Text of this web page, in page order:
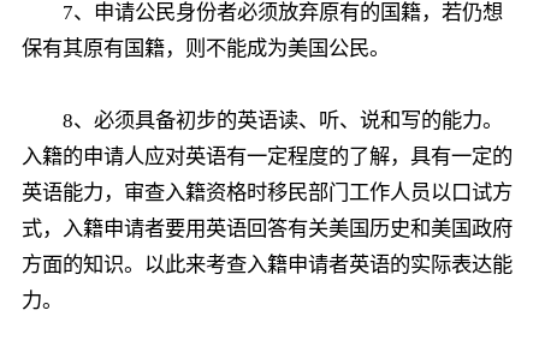
7、申请公民身份者必须放弃原有的国籍，若仍想
保有其原有国籍，则不能成为美国公民。
8、必须具备初步的英语读、听、说和写的能力。
入籍的申请人应对英语有一定程度的了解，具有一定的
英语能力，审查入籍资格时移民部门工作人员以口试方
式，入籍申请者要用英语回答有关美国历史和美国政府
方面的知识。以此来考查入籍申请者英语的实际表达能
力。